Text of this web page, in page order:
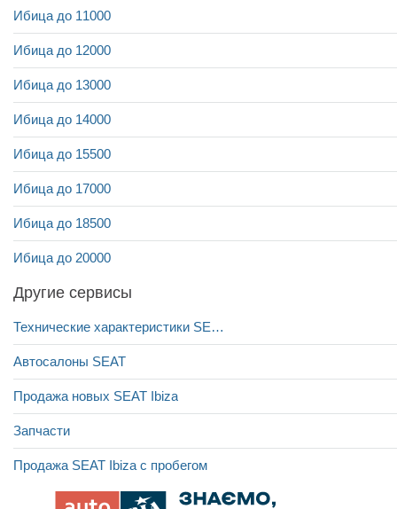
Ибица до 11000
Ибица до 12000
Ибица до 13000
Ибица до 14000
Ибица до 15500
Ибица до 17000
Ибица до 18500
Ибица до 20000
Другие сервисы
Технические характеристики SEAT Ibiza
Автосалоны SEAT
Продажа новых SEAT Ibiza
Запчасти
Продажа SEAT Ibiza с пробегом